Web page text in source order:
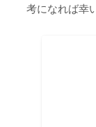
考になれば幸